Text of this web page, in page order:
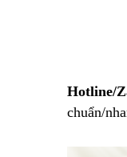
Hotline/
chuẩn/